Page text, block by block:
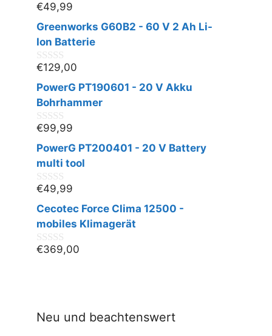
0
v
o
n
€49,99
Greenworks G60B2 - 60 V 2 Ah Li-
Ion Batterie
0
v
o
n
€129,00
PowerG PT190601 - 20 V Akku
Bohrhammer
0
v
o
n
€99,99
PowerG PT200401 - 20 V Battery
multi tool
0
v
o
n
€49,99
Cecotec Force Clima 12500 -
mobiles Klimagerät
0
€369,00
Neu und beachtenswert